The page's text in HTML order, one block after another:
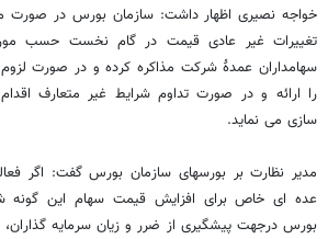
خواجه نصیری اظهار داشت: سازمان بورس در صورت
تغییرات غیر عادی قیمت در گام نخست حسب مورد
سهامداران عمدۀ شرکت مذاکره کرده و در صورت
را ارائه و در صورت تداوم شرایط غیر متعارف
سازی می نماید.
مدیر نظارت بر بورسهای سازمان بورس گفت: اگر
عده ای خاص برای افزایش قیمت سهام این گونه
بورس درجهت پیشگیری از ضرر و زیان سرمایه گذاران،